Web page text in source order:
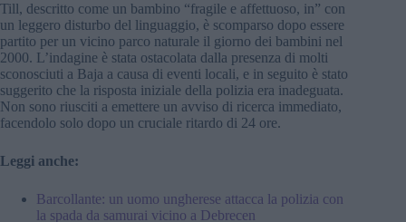
Till, descritto come un bambino “fragile e affettuoso, in” con
un leggero disturbo del linguaggio, è scomparso dopo essere
partito per un vicino parco naturale il giorno dei bambini nel
2000. L’indagine è stata ostacolata dalla presenza di molti
sconosciuti a Baja a causa di eventi locali, e in seguito è stato
suggerito che la risposta iniziale della polizia era inadeguata.
Non sono riusciti a emettere un avviso di ricerca immediato,
facendolo solo dopo un cruciale ritardo di 24 ore.
Leggi anche:
Barcollante: un uomo ungherese attacca la polizia con
la spada da samurai vicino a Debrecen